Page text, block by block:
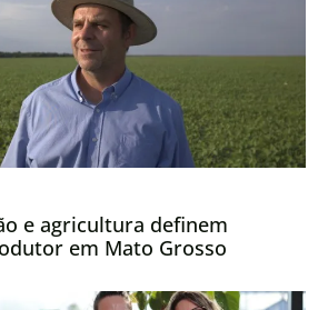
e agricultura definem
em Mato Grosso